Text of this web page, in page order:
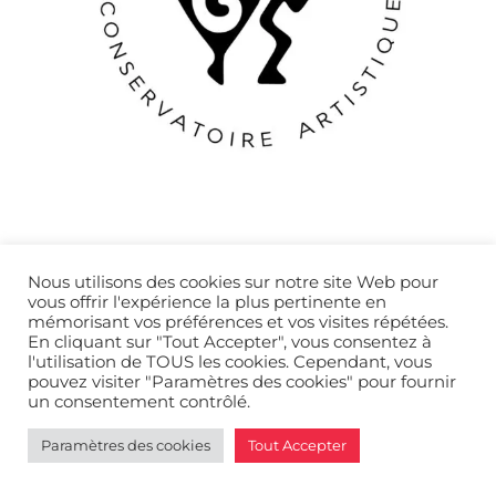
Back
To
Politique de confidentialité © REDSOYU2026
Nous utilisons des cookies sur notre site Web pour
vous offrir l'expérience la plus pertinente en
mémorisant vos préférences et vos visites répétées.
En cliquant sur "Tout Accepter", vous consentez à
l'utilisation de TOUS les cookies. Cependant, vous
pouvez visiter "Paramètres des cookies" pour fournir
un consentement contrôlé.
Paramètres des cookies Tout Accepter